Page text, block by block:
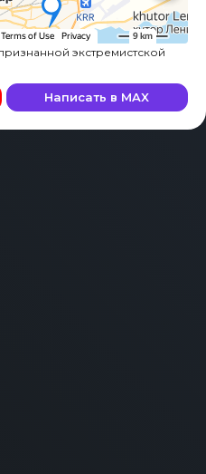
экстремистской
Написать в MAX